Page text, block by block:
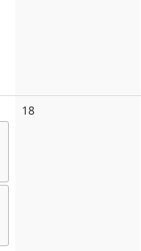
18Keine